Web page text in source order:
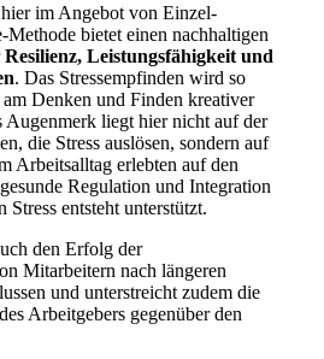
im Angebot von Einzel-
Methode bietet einen nachhaltigen
Resilienz, Leistungsfähigkeit und
. Das Stressempfinden wird so
Denken und Finden kreativer
Augenmerk liegt hier nicht auf der
die Stress auslösen, sondern auf
Arbeitsalltag erlebten auf den
Regulation und Integration
entsteht unterstützt.
den Erfolg der
Mitarbeitern nach längeren
und unterstreicht zudem die
Arbeitgebers gegenüber den